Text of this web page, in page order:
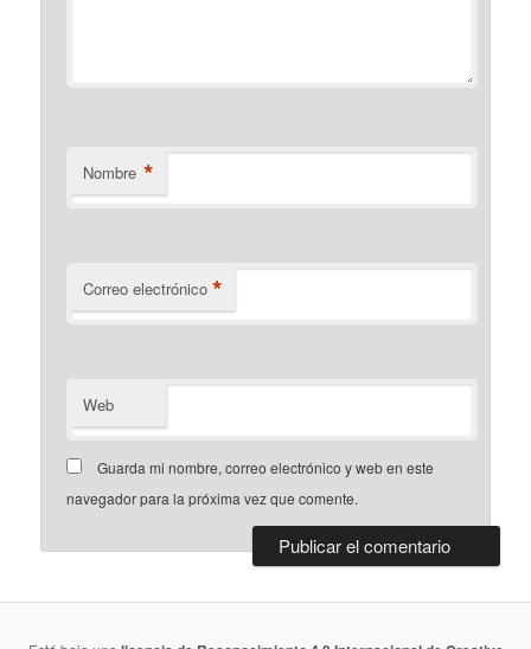
Nombre *
Correo electrónico *
Web
Guarda mi nombre, correo electrónico y web en este
navegador para la próxima vez que comente.